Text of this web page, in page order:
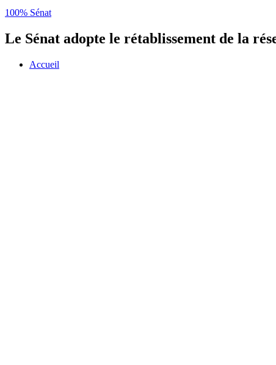
100% Sénat
Le Sénat adopte le rétablissement de la
Accueil